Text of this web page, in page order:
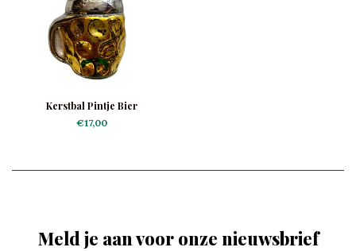
Kerstbal Pintje Bier
€17,00
Meld je aan voor onze nieuwsbrief